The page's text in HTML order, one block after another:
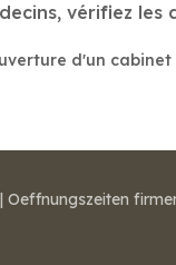
vérifiez les
d'un cabinet
| Oeffnungszeiten